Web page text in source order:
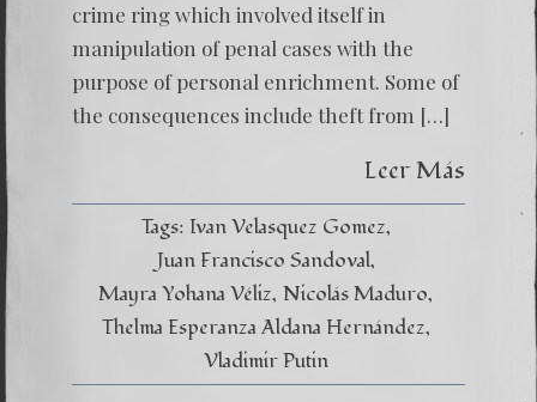
crime ring which involved itself in
manipulation of penal cases with the
purpose of personal enrichment. Some of
the consequences include theft from […]
Leer Más
Tags: Ivan Velasquez Gomez
Juan Francisco Sandoval
Mayra Yohana Véliz Nicolás Maduro
Thelma Esperanza Aldana Hernández
Vladimir Putin